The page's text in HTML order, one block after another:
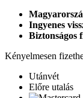
Ingyenes
Biztonságos
Kényelmesen
Utánvét
Előre utalás